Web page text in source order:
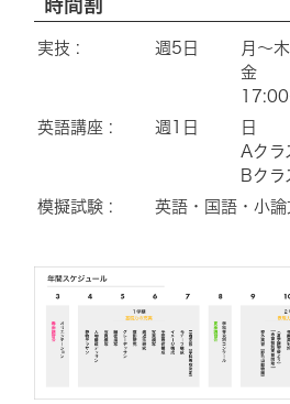
時間割
実技 : 週5日
月～
金
英語講座 :
週1日
日
Aク
Bク
模擬試験 :
英語・国語・小論